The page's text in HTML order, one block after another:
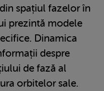
spațiul fazelor în
prezintă modele
Dinamica
despre
de fază al
orbitelor sale.